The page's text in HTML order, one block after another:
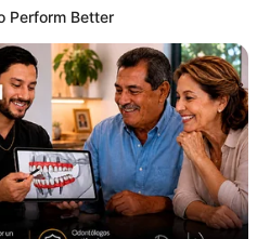
(20 มกราคม – 18
ต้องการความเข้าใจความ
นเพื่อต้องการความสุขทางใจมา
ความรู้สึกของคนรักมาก แม้ชาว
เมื่อเอ่ยถึงเรื่องส่วนตัวเขาจะ
Perform Better